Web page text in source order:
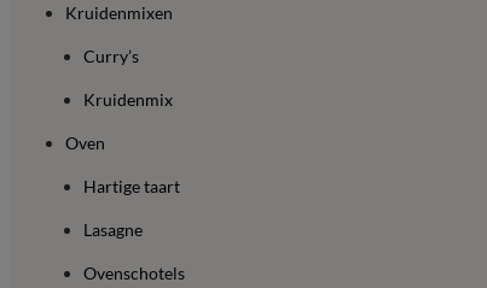
Kruidenmixen
Curry’s
Kruidenmix
Oven
Hartige taart
Lasagne
Ovenschotels